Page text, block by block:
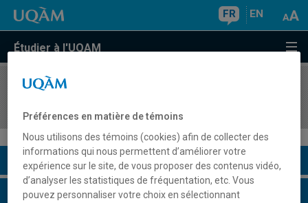
FR EN
Étudier à l'UQAM
COURS//
Description du cours
Horaire - Été 2026
Préférences en matière de témoins
Nous utilisons des témoins (cookies) afin de collecter des
informations qui nous permettent d’améliorer votre
expérience sur le site, de vous proposer des contenus vidéo,
d’analyser les statistiques de fréquentation, etc. Vous
pouvez personnaliser votre choix en sélectionnant